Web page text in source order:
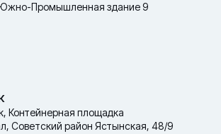
Южно-Промышленная здание 9
Контейнерная площадка
Советский район Ястынская, 48/9